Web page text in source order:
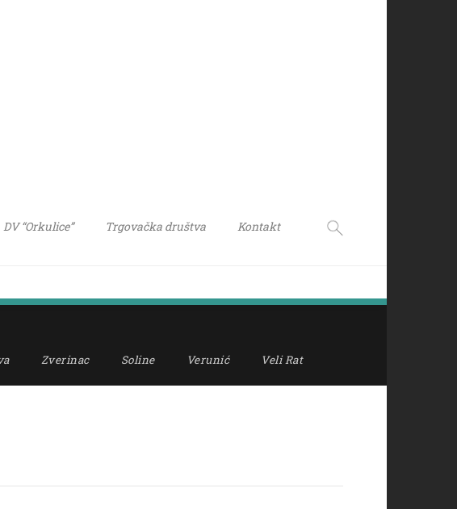
DV “Orkulice” Trgovačka društva Kontakt
Zverinac Soline Verunić Veli Rat